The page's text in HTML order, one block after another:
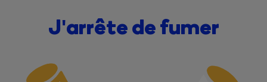
J'arrête de fumer